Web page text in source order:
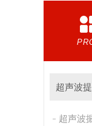
超声波
超声波